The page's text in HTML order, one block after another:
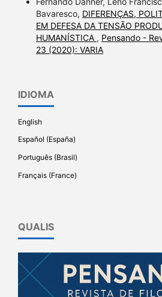
Bavaresco, DIFERENÇAS,
EM DEFESA DA TENSÃO
HUMANÍSTICA , Pensando -
23 (2020): VARIA
IDIOMA
English
Español (España)
Português (Brasil)
Français (France)
QUALIS